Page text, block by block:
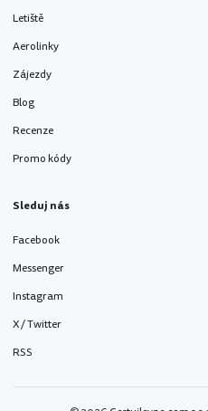
Letiště
Aerolinky
Zájezdy
Blog
Recenze
Promo kódy
Sleduj nás
Facebook
Messenger
Instagram
X / Twitter
RSS